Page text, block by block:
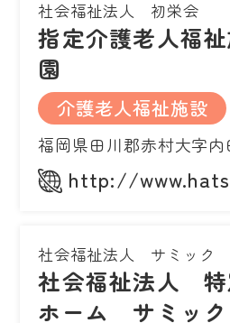
社会福祉法人 初栄会
指定介護老人福
園
介護老人福祉施設
福岡県田川郡赤村大字内
http://
社会福祉法人 サミック
社会福祉法人 特
ホーム サミック